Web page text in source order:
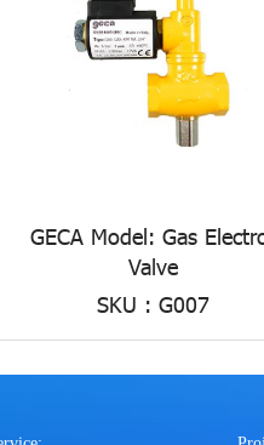
GECA Model: Gas
Valve
SKU : G007